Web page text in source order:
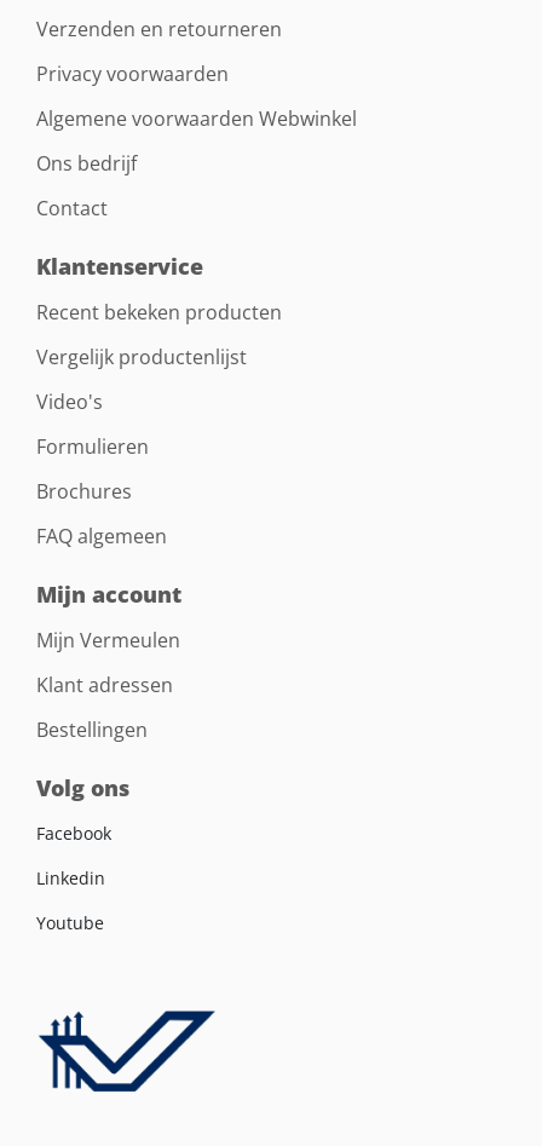
Verzenden en retourneren
Privacy voorwaarden
Algemene voorwaarden Webwinkel
Ons bedrijf
Contact
Klantenservice
Recent bekeken producten
Vergelijk productenlijst
Video's
Formulieren
Brochures
FAQ algemeen
Mijn account
Mijn Vermeulen
Klant adressen
Bestellingen
Volg ons
Facebook
Linkedin
Youtube